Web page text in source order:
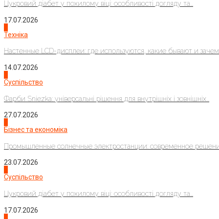
Цукровий діабет у похилому віці: особливості догляду та...
17.07.2026
Техніка
Настенные LCD-дисплеи: где используются, какие бывают и
14.07.2026
Суспільство
Фарби Sniezka: універсальні рішення для внутрішніх і зовнішніх...
27.07.2026
Бізнес та економіка
Промышленные солнечные электростанции: современное
23.07.2026
Суспільство
Цукровий діабет у похилому віці: особливості догляду та...
17.07.2026